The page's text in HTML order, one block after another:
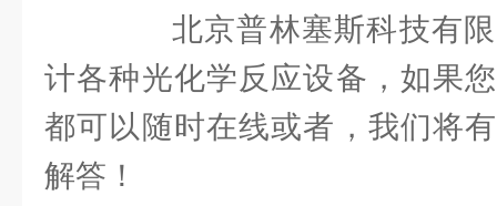
北京普林塞斯科技有限
计各种光化学反应设备，如果
都可以随时在线或者，我们将
解答！